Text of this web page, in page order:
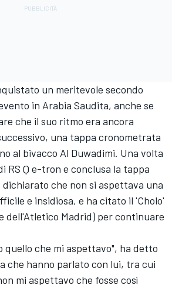
un meritevole secondo
in Arabia Saudita, anche se
che il suo ritmo era ancora
una tappa cronometrata
al bivacco Al Duwadimi. Una volta
RS Q e-tron e conclusa la tappa
che non si aspettava una
e insidiosa, e ha citato il 'Cholo'
dell'Atletico Madrid) per continuare
quello che mi aspettavo", ha detto
che hanno parlato con lui, tra cui
mi aspettavo che fosse così